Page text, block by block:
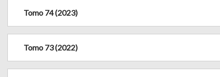
Tomo 74 (2023)
Tomo 73 (2022)